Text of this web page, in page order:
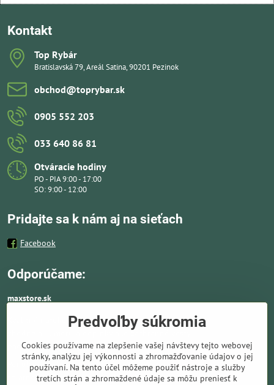
Kontakt
Top Rybár
Bratislavská 79, Areál Satina, 90201 Pezinok
obchod​@toprybar​.sk
0905 552 203
033 640 86 81
Otváracie hodiny
PO - PIA 9:00 - 17:00
SO: 9:00 - 12:00
Pridajte sa k nám aj na sieťach
Facebook
Odporúčame:
maxstore.sk
Kvalitné nafukovacie člny a lodné elektromotory
vhodné aj k moru a doplnky ako záchranné vesty,
pádla, kotvy a vybavenie pre vodnú turistiku.
Ponúkame solárne panely a nabíjače. Kompletné
solárne systémy ideálne pre lode, karavany,
Predvoľby súkromia
Cookies používame na zlepšenie vašej návštevy tejto webovej
stránky, analýzu jej výkonnosti a zhromažďovanie údajov o jej
používaní. Na tento účel môžeme použiť nástroje a služby
tretích strán a zhromaždené údaje sa môžu preniesť k